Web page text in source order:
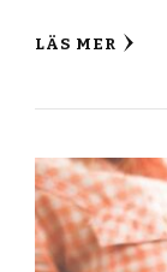
LÄS MER